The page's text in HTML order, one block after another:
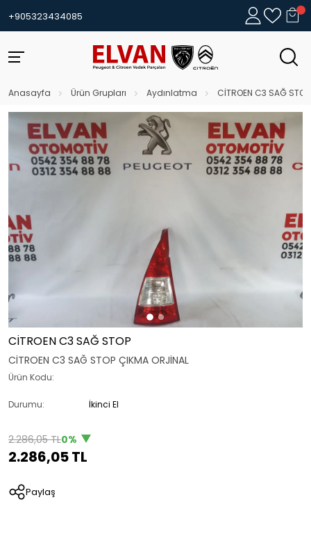
+905323434085
Anasayfa Ürün Grupları Aydınlatma CİTROEN C3 SAĞ STOP
CİTROEN C3 SAĞ STOP
CİTROEN C3 SAĞ STOP ÇIKMA ORJİNAL
Ürün Kodu:
Durumu: İkinci El
2.286,05 TL0%
2.286,05 TL
Paylaş